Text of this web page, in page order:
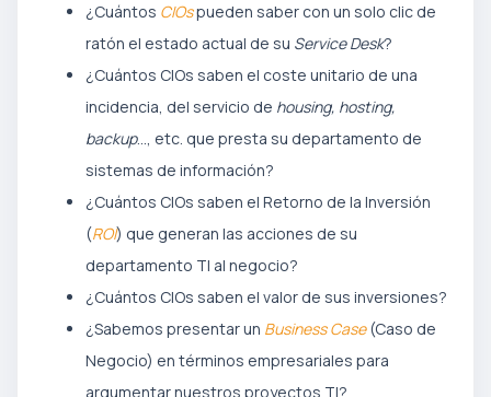
¿Cuántos CIOspueden saber con un solo clic de
ratón el estado actual de su Service Desk?
¿Cuántos CIOs saben el coste unitario de una
incidencia, del servicio de housing, hosting,
backup…, etc. que presta su departamento de
sistemas de información?
¿Cuántos CIOs saben el Retorno de la Inversión
(ROI) que generan las acciones de su
departamento TI al negocio?
¿Cuántos CIOs saben el valor de sus inversiones?
¿Sabemos presentar un Business Case(Caso de
Negocio) en términos empresariales para
argumentar nuestros proyectos TI?